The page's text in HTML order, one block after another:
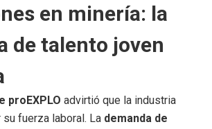
en minería: la
de talento joven
proEXPLO advirtió que la industria
fuerza laboral. La demanda de